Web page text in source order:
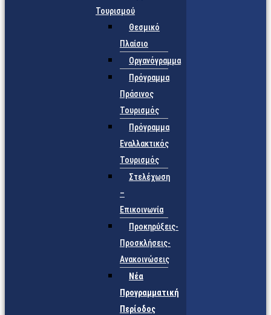
Τουρισμού
Θεσμικό
Πλαίσιο
Οργανόγραμμα
Πρόγραμμα
Πράσινος
Τουρισμός
Πρόγραμμα
Εναλλακτικός
Τουρισμός
Στελέχωση
–
Επικοινωνία
Προκηρύξεις-
Προσκλήσεις-
Ανακοινώσεις
Νέα
Προγραμματική
Περίοδος